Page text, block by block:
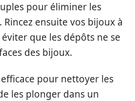
pour éliminer les
Rincez ensuite vos bijoux à
que les dépôts ne se
des bijoux.
pour nettoyer les
les plonger dans un